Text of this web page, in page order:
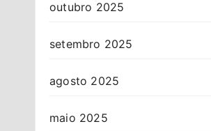
outubro 2025
setembro 2025
agosto 2025
maio 2025